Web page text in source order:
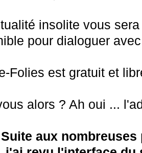
insolite vous
pour dialoguer
Folies est gratuit et
alors ? Ah oui ...
aux